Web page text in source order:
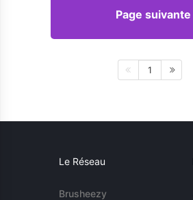
Page suivante
1
Le Réseau
Brusheezy